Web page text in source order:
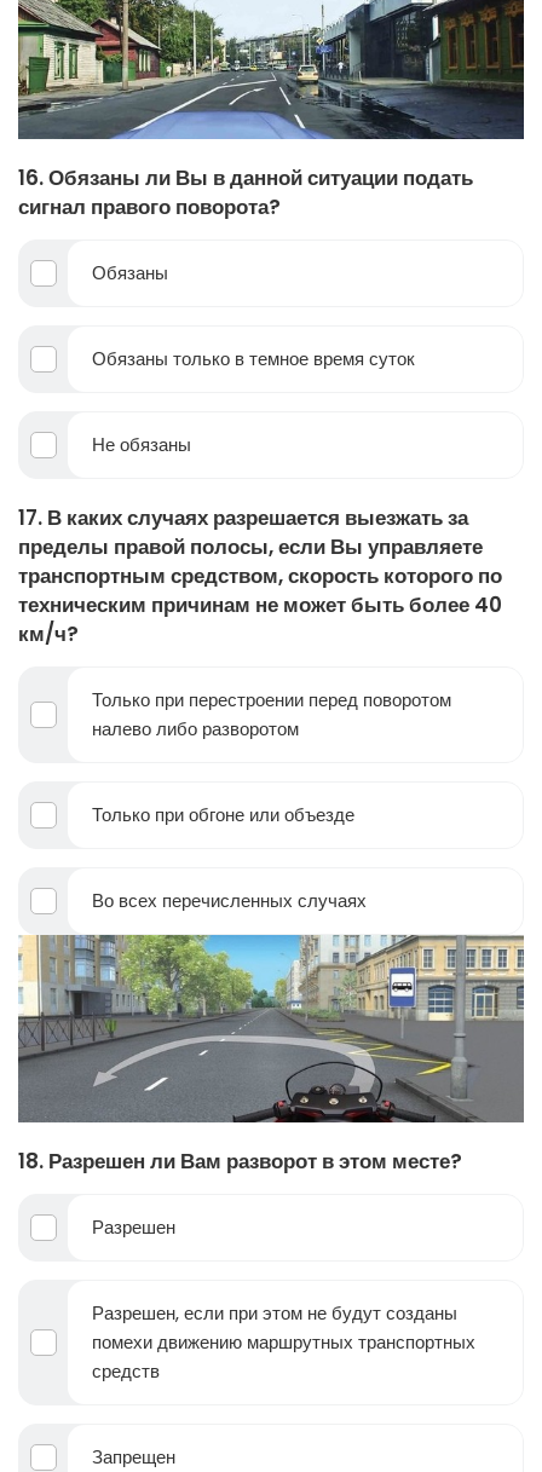
16. Обязаны ли Вы в данной ситуации подать
сигнал правого поворота?
Обязаны
Обязаны только в темное время суток
Не обязаны
17. В каких случаях разрешается выезжать за
пределы правой полосы, если Вы управляете
транспортным средством, скорость которого по
техническим причинам не может быть более 40
км/ч?
Только при перестроении перед поворотом
налево либо разворотом
Только при обгоне или объезде
Во всех перечисленных случаях
18. Разрешен ли Вам разворот в этом месте?
Разрешен
Разрешен, если при этом не будут созданы
помехи движению маршрутных транспортных
средств
Запрещен